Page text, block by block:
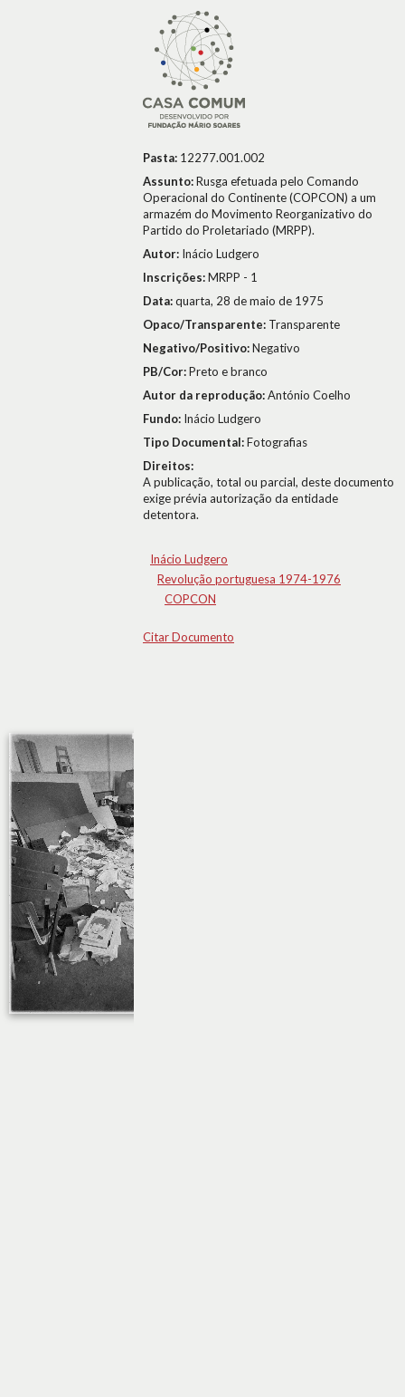
Pasta: 12277.001.002
Assunto:Rusga efetuada pelo Comando
Operacional do Continente (COPCON) a um
armazém do Movimento Reorganizativo do
Partido do Proletariado (MRPP).
Autor: Inácio Ludgero
Inscrições:MRPP - 1
Data:quarta, 28 de maio de 1975
Opaco/Transparente: Transparente
Negativo/Positivo:Negativo
PB/Cor:Preto e branco
Autor da reprodução:António Coelho
Fundo: Inácio Ludgero
Tipo Documental:Fotografias
Direitos:
A publicação, total ou parcial, deste documento
exige prévia autorização da entidade
detentora.
Inácio Ludgero
Revolução portuguesa 1974-1976
COPCON
Citar Documento